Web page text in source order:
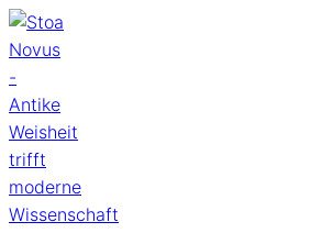
Zum
Inhalt
springen